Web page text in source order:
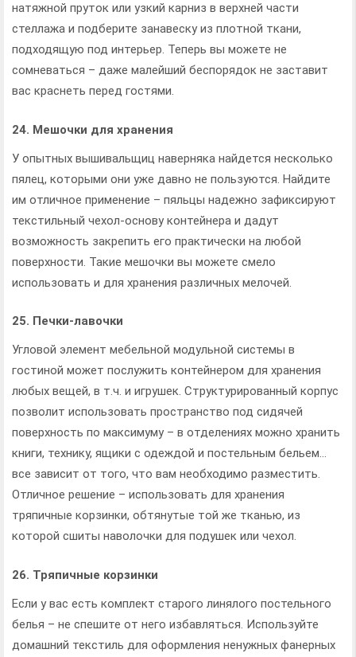
натяжной пруток или узкий карниз в верхней части
стеллажа и подберите занавеску из плотной ткани,
подходящую под интерьер. Теперь вы можете не
сомневаться – даже малейший беспорядок не заставит
вас краснеть перед гостями.
24. Мешочки для хранения
У опытных вышивальщиц наверняка найдется несколько
пялец, которыми они уже давно не пользуются. Найдите
им отличное применение – пяльцы надежно зафиксируют
текстильный чехол-основу контейнера и дадут
возможность закрепить его практически на любой
поверхности. Такие мешочки вы можете смело
использовать и для хранения различных мелочей.
25. Печки-лавочки
Угловой элемент мебельной модульной системы в
гостиной может послужить контейнером для хранения
любых вещей, в т.ч. и игрушек. Структурированный корпус
позволит использовать пространство под сидячей
поверхность по максимуму – в отделениях можно хранить
книги, технику, ящики с одеждой и постельным бельем…
все зависит от того, что вам необходимо разместить.
Отличное решение – использовать для хранения
тряпичные корзинки, обтянутые той же тканью, из
которой сшиты наволочки для подушек или чехол.
26. Тряпичные корзинки
Если у вас есть комплект старого линялого постельного
белья – не спешите от него избавляться. Используйте
домашний текстиль для оформления ненужных фанерных